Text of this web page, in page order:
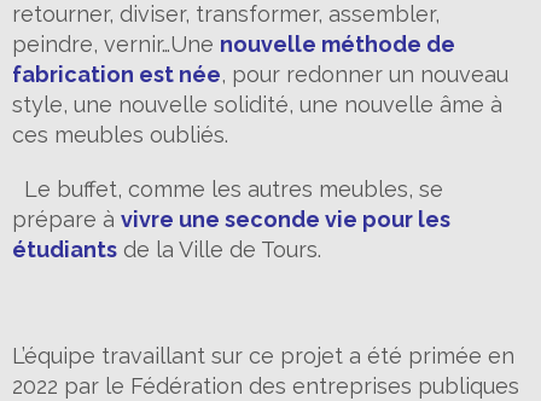
retourner, diviser, transformer, assembler,
peindre, vernir…Une nouvelle méthode de
fabrication est née, pour redonner un nouveau
style, une nouvelle solidité, une nouvelle âme à
ces meubles oubliés.
Le buffet, comme les autres meubles, se
prépare à vivre une seconde vie pour les
étudiants de la Ville de Tours.
L’équipe travaillant sur ce projet a été primée en
2022 par le Fédération des entreprises publiques